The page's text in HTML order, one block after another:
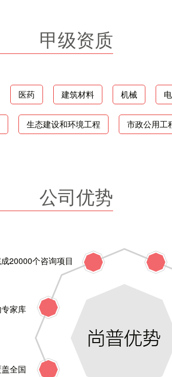
甲级资质
医药 建筑材料 机械
生态建设和环境工程 市政公用工
公司优势
20000个咨询项目
家库
全国